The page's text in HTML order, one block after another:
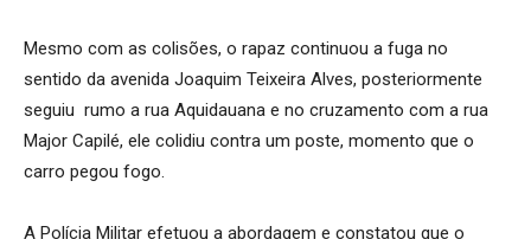
Mesmo com as colisões, o rapaz continuou a fuga no
sentido da avenida Joaquim Teixeira Alves, posteriormente
seguiu rumo a rua Aquidauana e no cruzamento com a rua
Major Capilé, ele colidiu contra um poste, momento que o
carro pegou fogo.
A Polícia Militar efetuou a abordagem e constatou que o